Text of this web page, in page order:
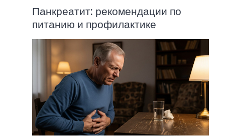
Панкреатит: рекомендации по
питанию и профилактике